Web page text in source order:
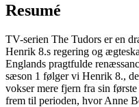
Resumé
TV-serien The Tudors er en
Henrik 8.s regering og
Englands pragtfulde
sæson 1 følger vi Henrik 8.,
vokser mere fjern fra sin
frem til perioden, hvor Anne